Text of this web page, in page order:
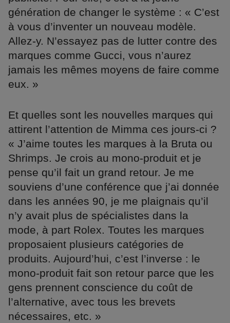
génération de changer le système : « C’est
à vous d’inventer un nouveau modèle.
Allez-y. N’essayez pas de lutter contre des
marques comme Gucci, vous n’aurez
jamais les mêmes moyens de faire comme
eux. »
Et quelles sont les nouvelles marques qui
attirent l’attention de Mimma ces jours-ci ?
« J’aime toutes les marques à la Bruta ou
Shrimps. Je crois au mono-produit et je
pense qu’il fait un grand retour. Je me
souviens d’une conférence que j’ai donnée
dans les années 90, je me plaignais qu’il
n’y avait plus de spécialistes dans la
mode, à part Rolex. Toutes les marques
proposaient plusieurs catégories de
produits. Aujourd’hui, c’est l’inverse : le
mono-produit fait son retour parce que les
gens prennent conscience du coût de
l’alternative, avec tous les brevets
nécessaires, etc. »